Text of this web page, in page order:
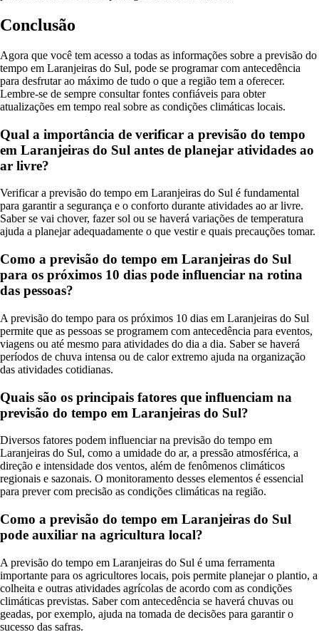
Conclusão
Agora que você tem acesso a todas as informações sobre a previsão do
tempo em Laranjeiras do Sul, pode se programar com antecedência
para desfrutar ao máximo de tudo o que a região tem a oferecer.
Lembre-se de sempre consultar fontes confiáveis para obter
atualizações em tempo real sobre as condições climáticas locais.
Qual a importância de verificar a previsão do tempo
em Laranjeiras do Sul antes de planejar atividades ao
ar livre?
Verificar a previsão do tempo em Laranjeiras do Sul é fundamental
para garantir a segurança e o conforto durante atividades ao ar livre.
Saber se vai chover, fazer sol ou se haverá variações de temperatura
ajuda a planejar adequadamente o que vestir e quais precauções tomar.
Como a previsão do tempo em Laranjeiras do Sul
para os próximos 10 dias pode influenciar na rotina
das pessoas?
A previsão do tempo para os próximos 10 dias em Laranjeiras do Sul
permite que as pessoas se programem com antecedência para eventos,
viagens ou até mesmo para atividades do dia a dia. Saber se haverá
períodos de chuva intensa ou de calor extremo ajuda na organização
das atividades cotidianas.
Quais são os principais fatores que influenciam na
previsão do tempo em Laranjeiras do Sul?
Diversos fatores podem influenciar na previsão do tempo em
Laranjeiras do Sul, como a umidade do ar, a pressão atmosférica, a
direção e intensidade dos ventos, além de fenômenos climáticos
regionais e sazonais. O monitoramento desses elementos é essencial
para prever com precisão as condições climáticas na região.
Como a previsão do tempo em Laranjeiras do Sul
pode auxiliar na agricultura local?
A previsão do tempo em Laranjeiras do Sul é uma ferramenta
importante para os agricultores locais, pois permite planejar o plantio, a
colheita e outras atividades agrícolas de acordo com as condições
climáticas previstas. Saber com antecedência se haverá chuvas ou
geadas, por exemplo, ajuda na tomada de decisões para garantir o
sucesso das safras.